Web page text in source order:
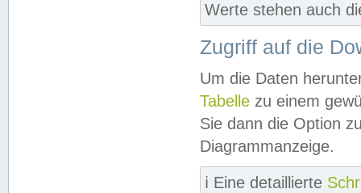
Werte stehen auch
Zugriff auf die
Um die Daten
Tabelle zu einem
Sie dann die Option
Diagrammanzeige.
ℹ️ Eine detaillierte